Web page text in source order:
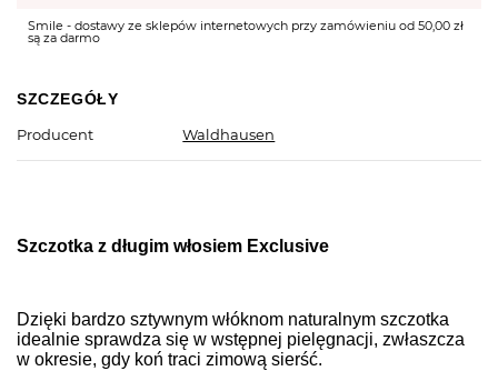
Smile - dostawy ze sklepów internetowych przy zamówieniu od 50,00 zł
są za darmo
SZCZEGÓŁY
Producent
Waldhausen
Szczotka z długim włosiem Exclusive
Dzięki bardzo sztywnym włóknom naturalnym szczotka
idealnie sprawdza się w wstępnej pielęgnacji, zwłaszcza
w okresie, gdy koń traci zimową sierść.